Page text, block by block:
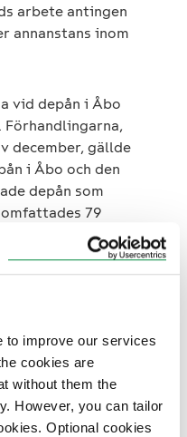
to improve our services
cookies are
without them the
However, you can tailor
Optional cookies
arbete antingen
annanstans inom
vid depån i Åbo
Förhandlingarna,
december, gällde
i Åbo och den
depån som
79
Uleåborg,
bibehålls i Åbo.
på nytt i samarbete
i Egentliga
Jari